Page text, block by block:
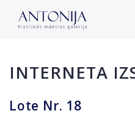
INTERNETA
Lote Nr. 18